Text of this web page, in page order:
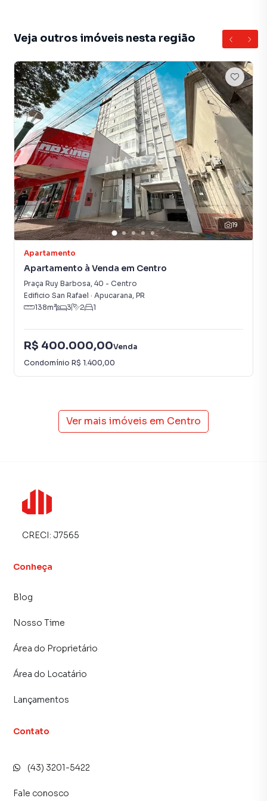
Veja outros imóveis nesta região
19
Apartamento
Apartamento à Venda em Centro
Praça Ruy Barbosa, 40 - Centro
Edificio San Rafael · Apucarana, PR
138m² 3 2 1
R$ 400.000,00Venda
Condomínio R$ 1.400,00
Ver mais imóveis em Centro
CRECI: J7565
Conheça
Blog
Nosso Time
Área do Proprietário
Área do Locatário
Lançamentos
Contato
(43) 3201-5422
Fale conosco